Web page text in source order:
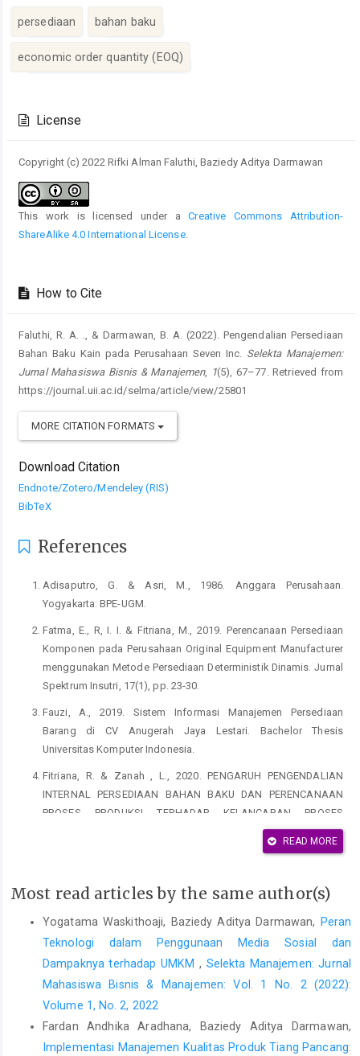
persediaan bahan baku
economic order quantity (EOQ)
Details
License
Copyright (c) 2022 Rifki Alman Faluthi, Baziedy Aditya Darmawan
This work is licensed under aCreative Commons Attribution-
ShareAlike 4.0 International License.
How to Cite
Faluthi, R. A. ., & Darmawan, B. A. (2022). Pengendalian Persediaan
Bahan Baku Kain pada Perusahaan Seven Inc. Selekta Manajemen:
Jurnal Mahasiswa Bisnis & Manajemen, 1(5), 67–77. Retrieved from
https://journal.uii.ac.id/selma/article/view/25801
MORE CITATION FORMATS
Download Citation
Endnote/Zotero/Mendeley (RIS)
BibTeX
References
Adisaputro, G. & Asri, M., 1986. Anggara Perusahaan.
Yogyakarta: BPE-UGM.
Fatma, E., R, I. I. & Fitriana, M., 2019. Perencanaan Persediaan
Komponen pada Perusahaan Original Equipment Manufacturer
menggunakan Metode Persediaan Deterministik Dinamis. Jurnal
Spektrum Insutri, 17(1), pp. 23-30.
Fauzi, A., 2019. Sistem Informasi Manajemen Persediaan
Barang di CV Anugerah Jaya Lestari. Bachelor Thesis
Universitas Komputer Indonesia.
Fitriana, R. & Zanah , L., 2020. PENGARUH PENGENDALIAN
INTERNAL PERSEDIAAN BAHAN BAKU DAN PERENCANAAN
PROSES PRODUKSI TERHADAP KELANCARAN PROSES
PRODUKSI PADA PT. DALIATEX KUSUMA. Jurnal Ilmiah
Mediatama.
Heizer , J. & Render, B., 2015. Manajemen Operasi : Manajemen
Keberlangsungan dan Rantai Pasokan. 11 penyunt. Jakarta
Selatan: Salemba Empat.
Heizer , J. & Render, B., 2015. Manajemen Operasi Manajemen
Keberlangsungan dan Rantai Pasokan. Jakarta Selatan:
Salemba Empat.
Hidayat , W., Pramono, B. & Afdulloh, M., 2019. System Analysis
READ MORE
Most read articles by the same author(s)
Yogatama Waskithoaji, Baziedy Aditya Darmawan,
Peran
Teknologi dalam Penggunaan Media Sosial dan
Dampaknya terhadap UMKM , Selekta Manajemen: Jurnal
Mahasiswa Bisnis & Manajemen: Vol. 1 No. 2 (2022):
Volume 1, No. 2, 2022
Fardan Andhika Aradhana, Baziedy Aditya Darmawan,
Implementasi Manajemen Kualitas Produk Tiang Pancang: